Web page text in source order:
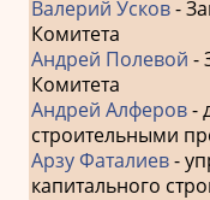
Валерий Усков-
Комитета
Андрей Полевой -
Комитета
Андрей Алферов-
строительными
Арзу Фаталиев-
капитального